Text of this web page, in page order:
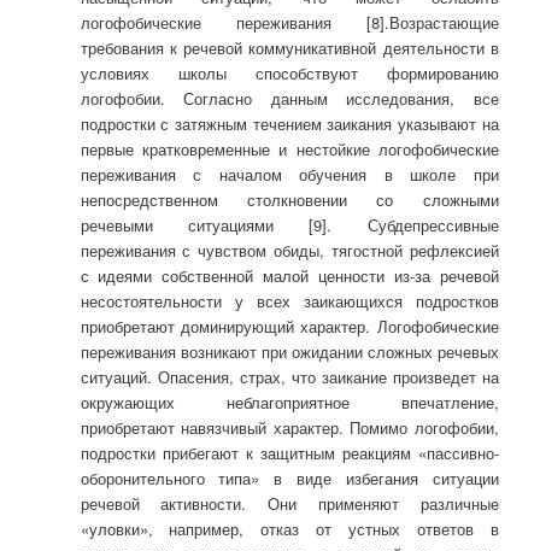
логофобические переживания [8].Возрастающие
требования к речевой коммуникативной деятельности в
условиях школы способствуют формированию
логофобии. Согласно данным исследования, все
подростки с затяжным течением заикания указывают на
первые кратковременные и нестойкие логофобические
переживания с началом обучения в школе при
непосредственном столкновении со сложными
речевыми ситуациями [9]. Субдепрессивные
переживания с чувством обиды, тягостной рефлексией
с идеями собственной малой ценности из-за речевой
несостоятельности у всех заикающихся подростков
приобретают доминирующий характер. Логофобические
переживания возникают при ожидании сложных речевых
ситуаций. Опасения, страх, что заикание произведет на
окружающих неблагоприятное впечатление,
приобретают навязчивый характер. Помимо логофобии,
подростки прибегают к защитным реакциям «пассивно-
оборонительного типа» в виде избегания ситуации
речевой активности. Они применяют различные
«уловки», например, отказ от устных ответов в